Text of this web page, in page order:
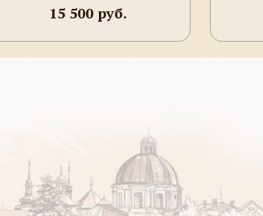
15 500 руб.